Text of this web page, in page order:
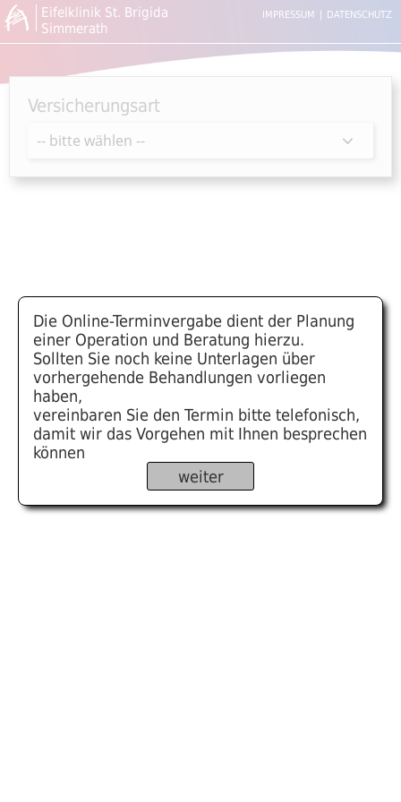
Eifelklinik St. Brigida
Simmerath
IMPRESSUM DATENSCHUTZ
Versicherungsart
Die Online-Terminvergabe dient der Planung
einer Operation und Beratung hierzu.
Sollten Sie noch keine Unterlagen über
vorhergehende Behandlungen vorliegen
haben,
vereinbaren Sie den Termin bitte telefonisch,
damit wir das Vorgehen mit Ihnen besprechen
können
weiter